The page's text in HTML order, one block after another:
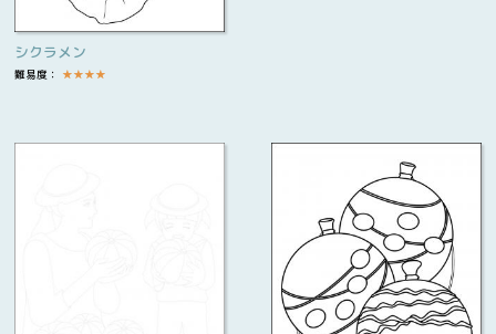
シクラメン
難易度： ★★★★